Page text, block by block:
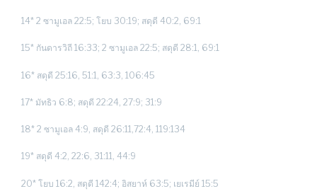
14* 2 ซามูเอล 22:5; โยบ 30:19; สดุดี 40:2, 69:1
15* กันดารวิถี 16:33; 2 ซามูเอล 22:5; สดุดี 28:1, 69:1
16* สดุดี 25:16, 51:1, 63:3, 106:45
17* มัทธิว 6:8; สดุดี 22:24, 27:9; 31:9
18* 2 ซามูเอล 4:9, สดุดี 26:11,72:4, 119:134
19* สดุดี 4:2, 22:6, 31:11, 44:9
20* โยบ 16:2, สดุดี 142:4; อิสยาห์ 63:5; เยเรมีย์ 15:5